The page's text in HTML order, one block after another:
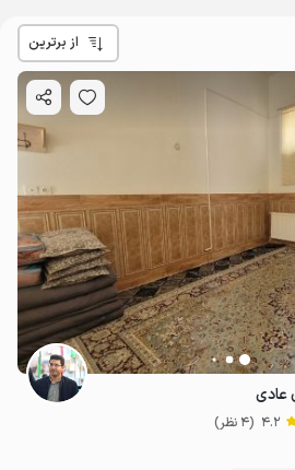
میلیون ت 4.2
از برترین
عادی
4.2 (4 نظر)